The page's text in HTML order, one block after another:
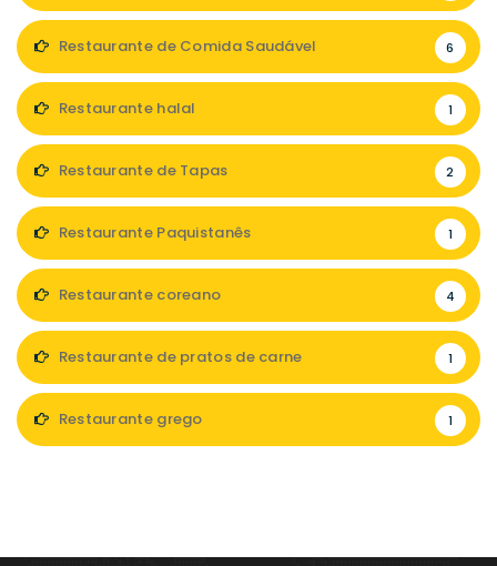
Restaurante de Comida Saudável 6
Restaurante halal 1
Restaurante de Tapas 2
Restaurante Paquistanês 1
Restaurante coreano 4
Restaurante de pratos de carne 1
Restaurante grego 1